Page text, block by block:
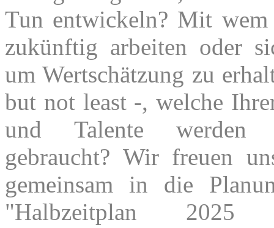
Tun entwickeln? Mit wem
zukünftig arbeiten oder
um Wertschätzung zu
but not least -, welche
und Talente
gebraucht? Wir freuen
gemeinsam in die
"Halbzeitplan